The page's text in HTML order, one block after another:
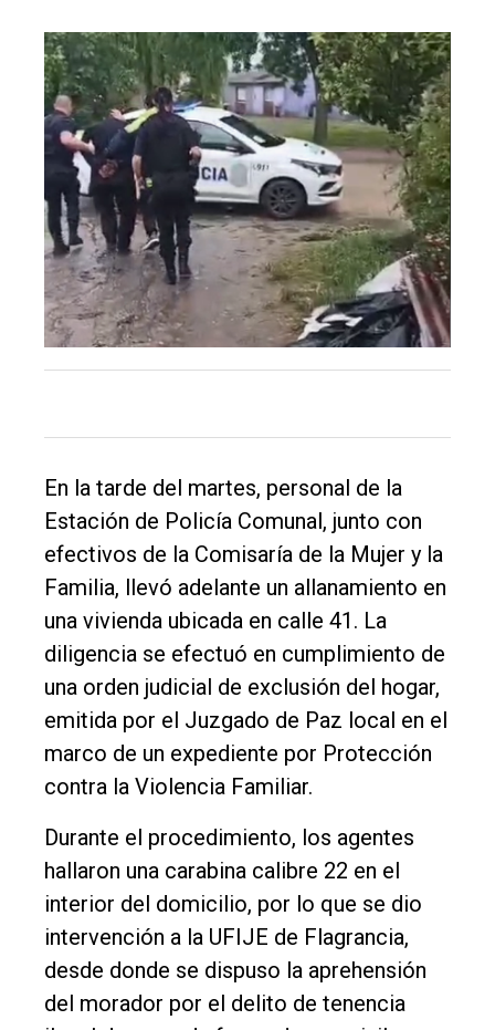
Inicio
Tendencia
Int.
General
Política
Cultura
Entrevistas
Rural
Deportes
Empresa
Nosotros
Contacto
En la tarde del martes, personal de la
Estación de Policía Comunal, junto con
efectivos de la Comisaría de la Mujer y la
Familia, llevó adelante un allanamiento en
una vivienda ubicada en calle 41. La
diligencia se efectuó en cumplimiento de
una orden judicial de exclusión del hogar,
emitida por el Juzgado de Paz local en el
marco de un expediente por Protección
contra la Violencia Familiar.
Durante el procedimiento, los agentes
hallaron una carabina calibre 22 en el
interior del domicilio, por lo que se dio
intervención a la UFIJE de Flagrancia,
desde donde se dispuso la aprehensión
del morador por el delito de tenencia